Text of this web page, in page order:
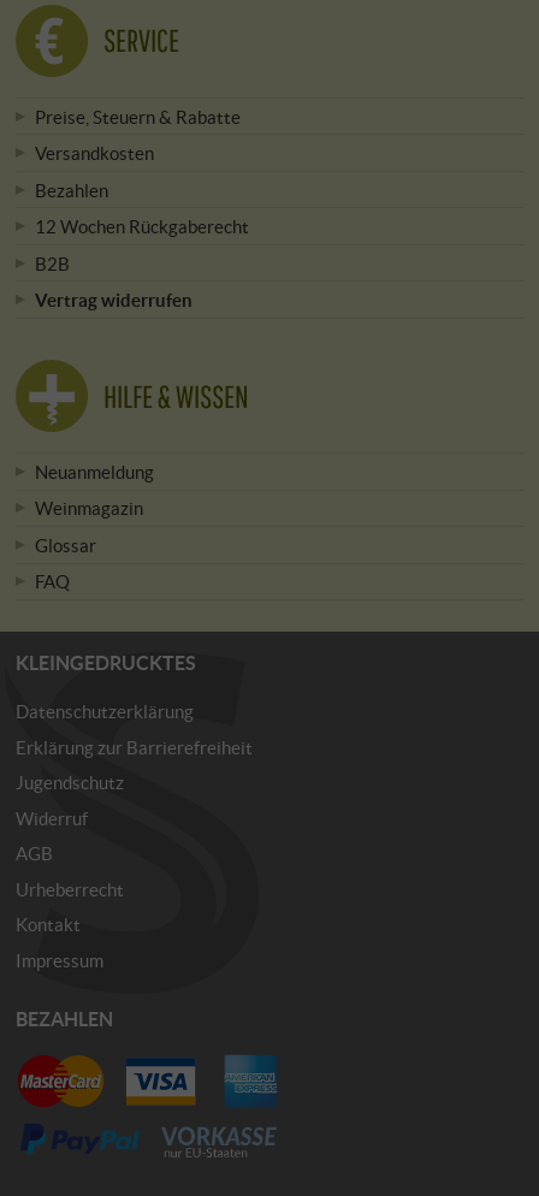
SERVICE
Preise, Steuern & Rabatte
Versandkosten
Bezahlen
12 Wochen Rückgaberecht
B2B
Vertrag widerrufen
HILFE & WISSEN
Neuanmeldung
Weinmagazin
Glossar
FAQ
KLEINGEDRUCKTES
Datenschutzerklärung
Erklärung zur Barrierefreiheit
Jugendschutz
Widerruf
AGB
Urheberrecht
Kontakt
Impressum
BEZAHLEN